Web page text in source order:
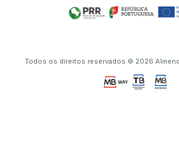
Todos os direitos reservados © 2026